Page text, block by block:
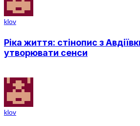
klov
Ріка життя: стінопис з
утворювати сенси
klov